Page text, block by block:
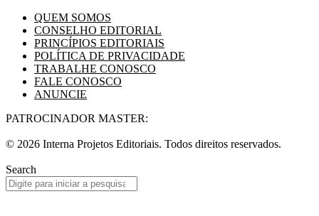
QUEM SOMOS
CONSELHO EDITORIAL
PRINCÍPIOS EDITORIAIS
POLÍTICA DE PRIVACIDADE
TRABALHE CONOSCO
FALE CONOSCO
ANUNCIE
PATROCINADOR MASTER:
© 2026 Interna Projetos Editoriais. Todos direitos reservados.
Search